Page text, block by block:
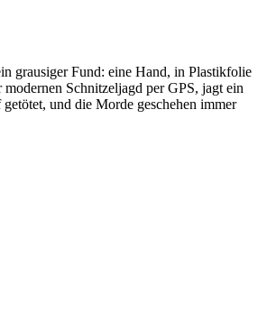
grausiger Fund: eine Hand, in Plastikfolie
Schnitzeljagd per GPS, jagt ein
und die Morde geschehen immer